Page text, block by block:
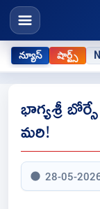
న్యూస్ షార్ట్స్
భాగ్యశ్రీ
మరి!
28-05-